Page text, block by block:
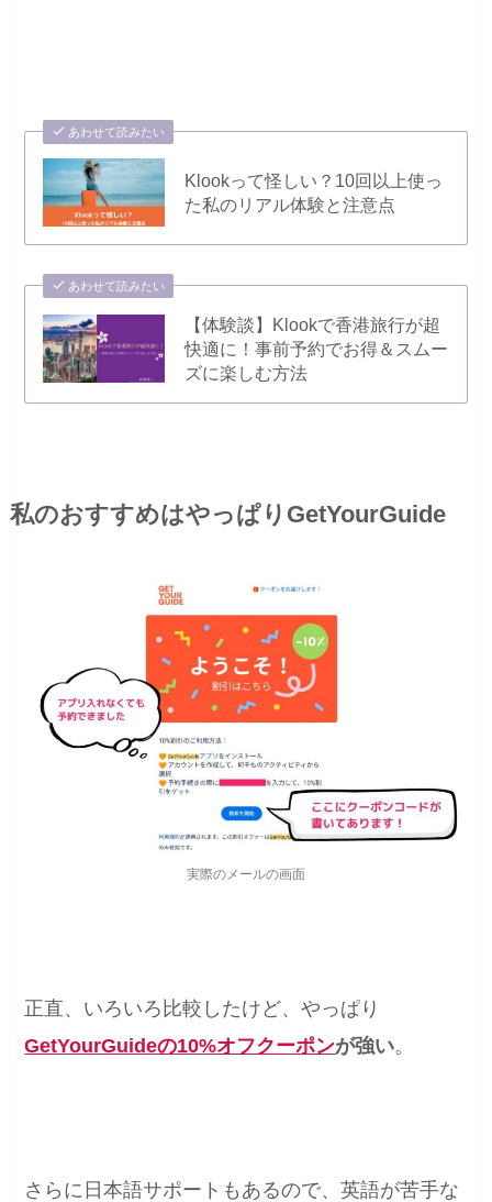
あわせて読みたい
Klookって怪しい？10回以上使っ
た私のリアル体験と注意点
あわせて読みたい
【体験談】Klookで香港旅行が超
快適に！事前予約でお得＆スムー
ズに楽しむ方法
私のおすすめはやっぱりGetYourGuide
実際のメールの画面
正直、いろいろ比較したけど、やっぱり
GetYourGuideの10%オフクーポンが強い。
さらに日本語サポートもあるので、英語が苦手な